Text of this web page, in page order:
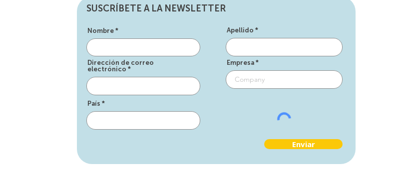
SUSCRÍBETE A LA NEWSLETTER
Nombre
Dirección de correo
electrónico
País
Apellido
Empresa
Enviar